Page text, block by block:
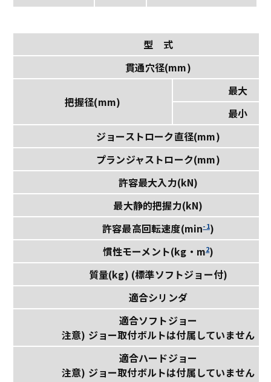
型 式
貫通穴径(mm)
把握径(mm)
最大
最小
ジョーストローク直径(mm)
プランジャストローク(mm)
許容最大入力(kN)
最大静的把握力(kN)
許容最高回転速度(min-1)
慣性モーメント(kg・m2)
質量(kg) (標準ソフトジョー付)
適合シリンダ
適合ソフトジョー
注意) ジョー取付ボルトは付属していません
適合ハードジョー
注意) ジョー取付ボルトは付属していません